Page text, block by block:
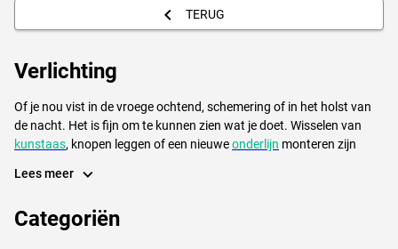
TERUG
Verlichting
Of je nou vist in de vroege ochtend, schemering of in het holst van
de nacht. Het is fijn om te kunnen zien wat je doet. Wisselen van
kunstaas, knopen leggen of een nieuweonderlijn monteren zijn
luxe is. Voor de
Lees meer
Categoriën